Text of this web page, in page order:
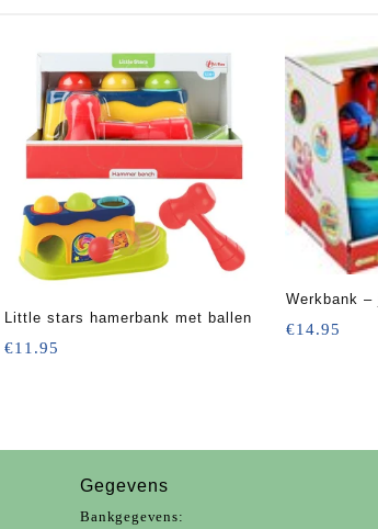
Little stars hamerbank met ballen
€11.95
Werkbank
€14.95
Gegevens
Bankgegevens: